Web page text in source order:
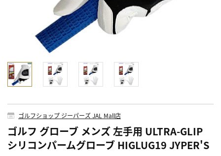
ゴルフショップ ジーパーズ JAL Mall店
ゴルフ グローブ メンズ 左手用 ULTRA-GLIP
シリコンパームグローブ HIGLUG19 JYPER'S